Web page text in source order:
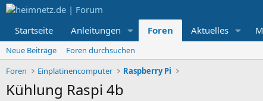
Startseite Anleitungen Foren Aktuelles
Neue Beiträge
Foren durchsuchen
Foren
Einplatinencomputer Raspberry Pi
Kühlung Raspi 4b